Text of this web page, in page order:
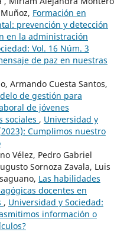
Formación en
prevención y detección
en la administración
Vol. 16 Núm. 3
de paz en nuestras
Armando Cuesta Santos,
de gestión para
de jóvenes
sociales , Universidad y
Cumplimos nuestro
Vélez, Pedro Gabriel
Sornoza Zavala, Luis
Las habilidades
docentes en
, Universidad y Sociedad:
información o